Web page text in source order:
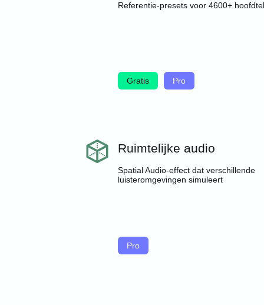
Referentie-presets voor 4600+
Gratis Pro
Ruimtelijke audio
Spatial Audio-effect dat verschillende
luisteromgevingen simuleert
Pro